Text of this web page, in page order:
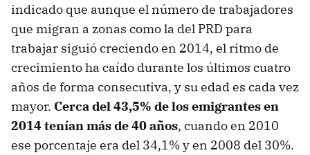
indicado que aunque el número de trabajadores
que migran a zonas como la del PRD para
trabajar siguió creciendo en 2014, el ritmo de
crecimiento ha caído durante los últimos cuatro
años de forma consecutiva, y su edad es cada vez
mayor. Cerca del 43,5% de los emigrantes en
2014 tenían más de 40 años, cuando en 2010
ese porcentaje era del 34,1% y en 2008 del 30%.